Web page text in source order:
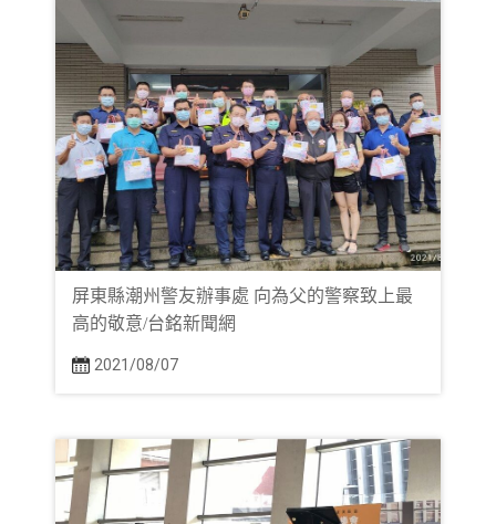
屏東縣潮州警友辦事處 向為父的警察致上最
高的敬意/台銘新聞網
2021/08/07